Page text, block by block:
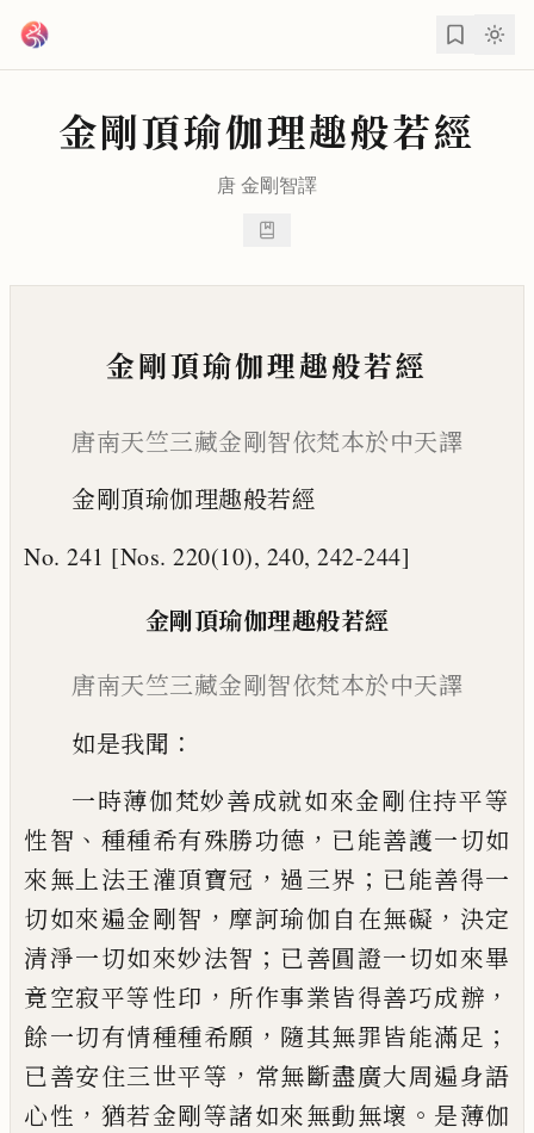
金剛頂瑜伽理趣般若經
唐金剛智譯
金剛頂瑜伽理趣般若經
唐南天竺三藏金剛智依梵本於中天譯
金剛頂瑜伽理趣般若經
No. 241 [Nos. 220(10), 240, 242-244]
金剛頂瑜伽理趣般若經
唐南天竺三藏金剛智依梵本於中天譯
如是我聞 ：
一時薄伽梵妙善成就如來金剛住持平等
性智 、 種種希有殊勝功德 ， 已能善護一切如
來無上法王灌頂寶冠 ， 過三界 ； 已能善得一
切如來遍金剛智 ， 摩訶瑜伽自在無礙 ， 決定
清淨一切如來妙法智 ； 已善圓證一切如來畢
竟空寂平等性印 ， 所作事業皆得善巧成辦 ，
餘一切有情種種希願 ， 隨其無罪皆能滿足 ；
已善安住三世平等 ， 常無斷盡廣大周遍身語
心性 ， 猶若金剛等諸如來無動無壞 。 是薄伽